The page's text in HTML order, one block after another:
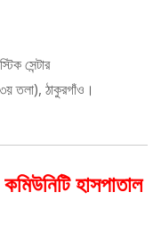
সেন্টার
তলা), ঠাকুরগাঁও।
হাসপাতাল